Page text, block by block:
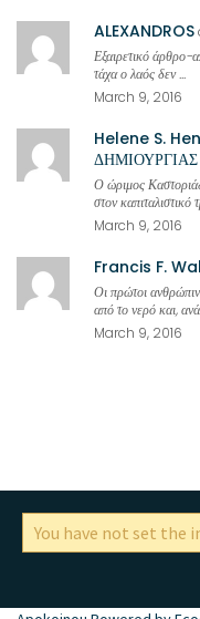
ALEXANDROS
Εξαιρετικό άρθρο-
τάχα ο λαός δεν ...
March 9, 2016
Helene S.
ΔΗΜΙΟΥΡΓΙΑΣ
Ο ώριμος
στον καπιταλιστικό
March 9, 2016
Francis F.
Οι πρώτοι
από το νερό και,
March 9, 2016
You have not set the